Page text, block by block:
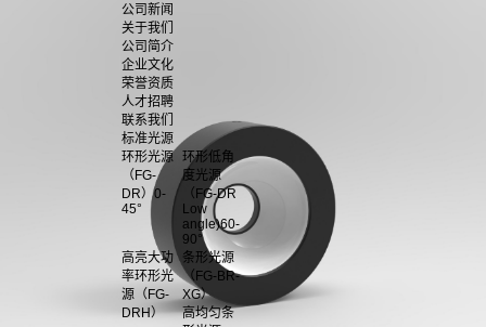
公司新闻
关于我们
公司简介
企业文化
荣誉资质
人才招聘
联系我们
标准光源
环形光源
（FG-
DR）0-
45°
环形低角
度光源
（FG-DR
Low
angle)60-
90°
高亮大功
率环形光
源（FG-
DRH）
条形光源
（FG-BR-
XG）
高均匀条